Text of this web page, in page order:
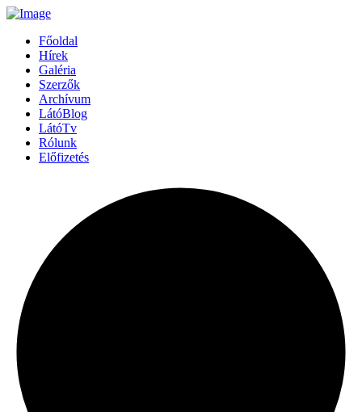
Főoldal
Hírek
Galéria
Szerzők
Archívum
LátóBlog
LátóTv
Rólunk
Előfizetés